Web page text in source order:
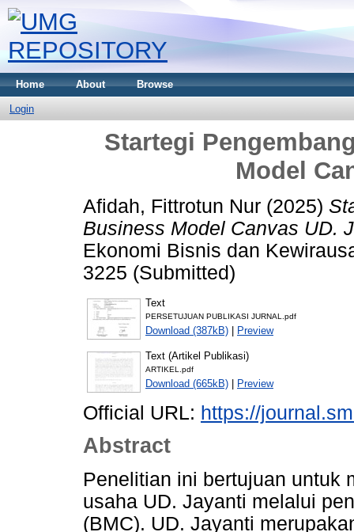
Home About Browse
Login
Startegi
Model
Afidah, Fittrotun Nur (2025)
Business Model Canvas UD.
Ekonomi Bisnis dan
3225 (Submitted)
Text
PERSETUJUAN PUBLIKASI JURNAL.pdf
Download (387kB) | Preview
Text (Artikel Publikasi)
ARTIKEL.pdf
Download (665kB) | Preview
Official URL: https://
Abstract
Penelitian ini bertujuan untuk
usaha UD. Jayanti melalui
(BMC). UD. Jayanti